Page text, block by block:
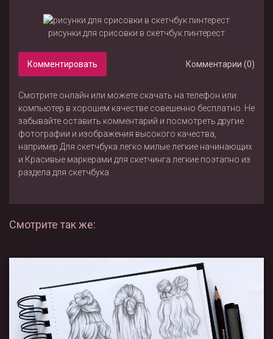
рисунки для срисовки в скетчбук пинтерест
Комментировать Комментарии (0)
Смотрите онлайн или можете скачать на телефон или
компьютер в хорошем качестве совешенно бесплатно. Не
забывайте оставить комментарий и посмотреть другие
фотографии и изображения высокого качества,
например Для скетчбука легко милые легкие начинающих
и Красивые маркерами для скетчинга легкие поэтапно из
раздела для скетчбука
Смотрите так же: